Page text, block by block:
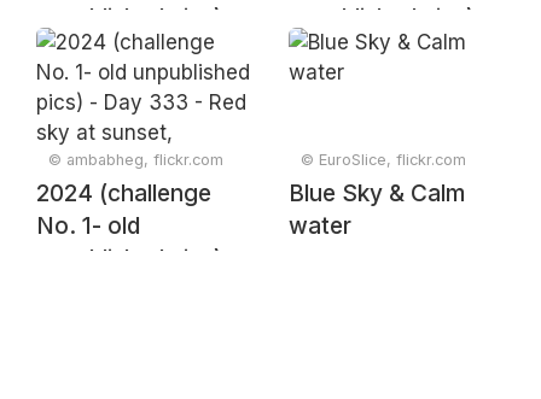
unpublished pics) -
Day 51 - Street Art,
Lahore, Pakistan
2016
unpublished pics) -
Day 17 - Rows of
plants in pots,
2016
© ambabheg, flickr.com
2024 (challenge
No. 1- old
unpublished pics) -
© EuroSlice, flickr.com
Blue Sky & Calm
water